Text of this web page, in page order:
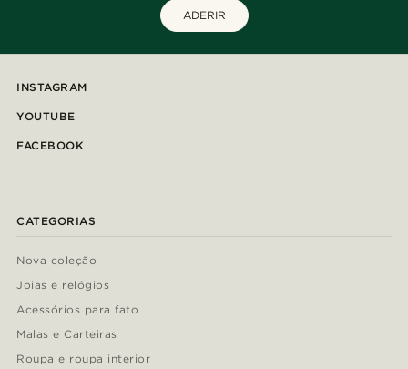
ADERIR
INSTAGRAM
YOUTUBE
FACEBOOK
CATEGORIAS
Nova coleção
Joias e relógios
Acessórios para fato
Malas e Carteiras
Roupa e roupa interior